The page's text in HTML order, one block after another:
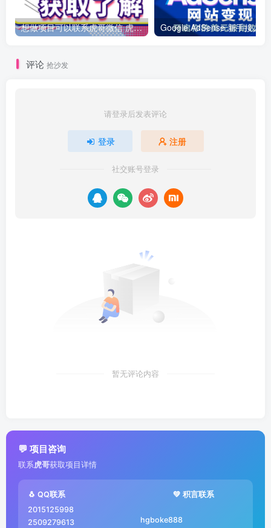
想做项目可以联系虎哥微信 虎哥一对一解答并且远程视频教学
评论 抢沙发
请登录后发表评论
登录 注册
社交账号登录
暂无评论内容
💬 项目咨询
联系虎哥获取项目详情
🐧 QQ联系
2015125998
2509279613
💚 积言联系
hgboke888